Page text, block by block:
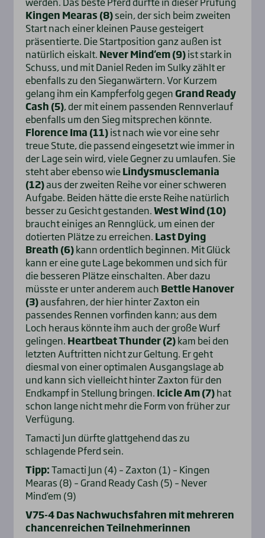
Kingen Mearas (8)sein, der sich beim zweiten
Start nach einer kleinen Pause gesteigert
präsentierte. Die Startposition ganz außen ist
natürlich eiskalt. Never Mind‘em (9)ist stark in
Schuss, und mit Daniel Reden im Sulky zählt er
ebenfalls zu den Sieganwärtern. Vor Kurzem
gelang ihm ein Kampferfolg gegenGrand Ready
Cash (5), der mit einem passenden Rennverlauf
ebenfalls um den Sieg mitsprechen könnte.
Florence Ima (11)ist nach wie vor eine sehr
treue Stute, die passend eingesetzt wie immer in
der Lage sein wird, viele Gegner zu umlaufen. Sie
steht aber ebenso wieLindysmusclemania
(12)aus der zweiten Reihe vor einer schweren
Aufgabe. Beiden hätte die erste Reihe natürlich
besser zu Gesicht gestanden.West Wind (10)
braucht einiges an Rennglück, um einen der
dotierten Plätze zu erreichen. Last Dying
Breath (6)kann ordentlich beginnen. Mit Glück
kann er eine gute Lage bekommen und sich für
die besseren Plätze einschalten. Aber dazu
müsste er unter anderem auch Bettle Hanover
(3)ausfahren, der hier hinter Zaxton ein
passendes Rennen vorfinden kann; aus dem
Loch heraus könnte ihm auch der große Wurf
gelingen. Heartbeat Thunder (2)kam bei den
letzten Auftritten nicht zur Geltung. Er geht
diesmal von einer optimalen Ausgangslage ab
und kann sich vielleicht hinter Zaxton für den
Endkampf in Stellung bringen. Icicle Am (7)hat
schon lange nicht mehr die Form von früher zur
Verfügung.
Tamacti Jun dürfte glattgehend das zu
schlagende Pferd sein.
Tipp:Tamacti Jun (4) – Zaxton (1) – Kingen
Mearas (8) – Grand Ready Cash (5) – Never
Mind’em (9)
V75-4 Das Nachwuchsfahren mit mehreren
chancenreichen Teilnehmerinnen